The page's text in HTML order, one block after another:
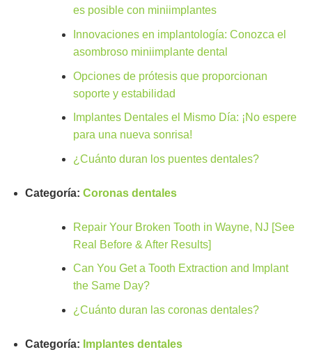
es posible con miniimplantes
Innovaciones en implantología: Conozca el
asombroso miniimplante dental
Opciones de prótesis que proporcionan
soporte y estabilidad
Implantes Dentales el Mismo Día: ¡No espere
para una nueva sonrisa!
¿Cuánto duran los puentes dentales?
Categoría: Coronas dentales
Repair Your Broken Tooth in Wayne, NJ [See
Real Before & After Results]
Can You Get a Tooth Extraction and Implant
the Same Day?
¿Cuánto duran las coronas dentales?
Categoría: Implantes dentales